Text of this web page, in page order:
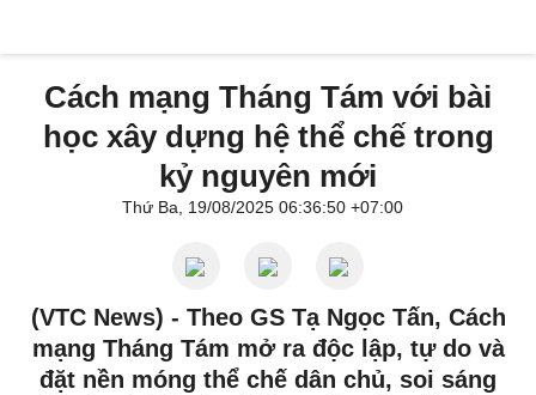
Cách mạng Tháng Tám với bài
học xây dựng hệ thể chế trong
kỷ nguyên mới
Thứ Ba, 19/08/2025 06:36:50 +07:00
(VTC News) - Theo GS Tạ Ngọc Tấn, Cách
mạng Tháng Tám mở ra độc lập, tự do và
đặt nền móng thể chế dân chủ, soi sáng